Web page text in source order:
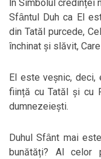
Ȋn Simbolul credinței
Sfȃntul Duh ca El
din Tatăl purcede,
ȋnchinat și slăvit,
El este veșnic,
ființă cu Tatăl și cu
dumnezeiești.
Duhul Sfȃnt mai
bunătăți? Al celor